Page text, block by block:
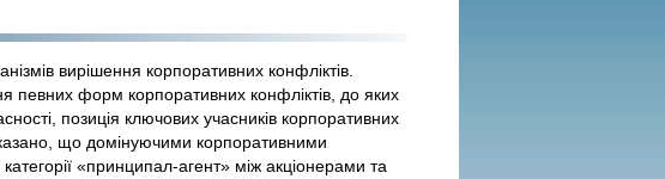
вирішення корпоративних конфліктів.
форм корпоративних конфліктів, до яких
позиція ключових учасників корпоративних
що домінуючими корпоративними
«принципал-агент» між акціонерами та